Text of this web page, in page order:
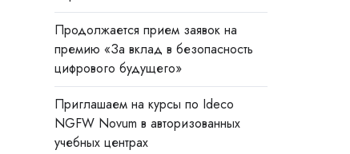
Продолжается прием заявок на
премию «За вклад в безопасность
цифрового будущего»
Приглашаем на курсы по Ideco
NGFW Novum в авторизованных
учебных центрах